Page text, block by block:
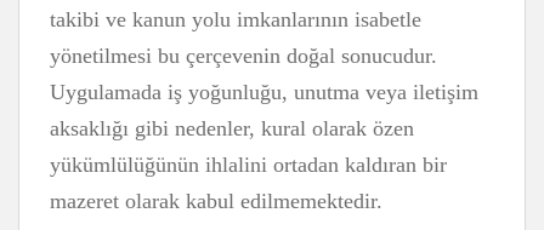
takibi ve kanun yolu imkanlarının isabetle
yönetilmesi bu çerçevenin doğal sonucudur.
Uygulamada iş yoğunluğu, unutma veya iletişim
aksaklığı gibi nedenler, kural olarak özen
yükümlülüğünün ihlalini ortadan kaldıran bir
mazeret olarak kabul edilmemektedir.